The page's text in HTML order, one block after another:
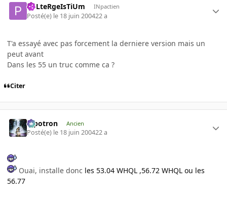
PoLteRgeIsTiUm INpactien
Posté(e) le 18 juin 200422 a
T'a essayé avec pas forcement la derniere version mais un
peut avant
Dans les 55 un truc comme ca ?
Citer
Pipotron Ancien
Posté(e) le 18 juin 200422 a
Ouai, installe donc les 53.04 WHQL ,56.72 WHQL ou les
56.77